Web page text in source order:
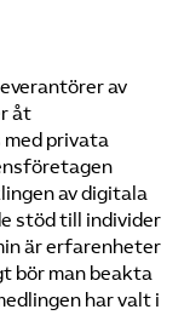
av
åt
privata
av digitala
stöd till individer
är erfarenheter
bör man beakta
har valt i